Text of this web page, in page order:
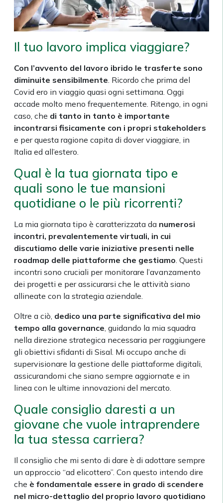
Il tuo lavoro implica viaggiare?
Con l’avvento del lavoro ibrido le trasferte sono
diminuite sensibilmente . Ricordo che prima del
Covid ero in viaggio quasi ogni settimana. Oggi
accade molto meno frequentemente. Ritengo, in ogni
caso, che di tanto in tanto è importante
incontrarsi fisicamente con i propri stakeholders
e per questa ragione capita di dover viaggiare, in
Italia ed all’estero.
Qual è la tua giornata tipo e
quali sono le tue mansioni
quotidiane o le più ricorrenti?
La mia giornata tipo è caratterizzata da numerosi
incontri, prevalentemente virtuali, in cui
discutiamo delle varie iniziative presenti nelle
roadmap delle piattaforme che gestiamo . Questi
incontri sono cruciali per monitorare l’avanzamento
dei progetti e per assicurarsi che le attività siano
allineate con la strategia aziendale.
Oltre a ciò, dedico una parte significativa del mio
tempo alla governance , guidando la mia squadra
nella direzione strategica necessaria per raggiungere
gli obiettivi sfidanti di Sisal. Mi occupo anche di
supervisionare la gestione delle piattaforme digitali,
assicurandomi che siano sempre aggiornate e in
linea con le ultime innovazioni del mercato.
Quale consiglio daresti a un
giovane che vuole intraprendere
la tua stessa carriera?
Il consiglio che mi sento di dare è di adottare sempre
un approccio “ad elicottero”. Con questo intendo dire
che è fondamentale essere in grado di scendere
nel micro-dettaglio del proprio lavoro quotidiano